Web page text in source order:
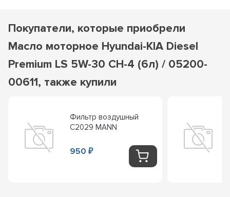
Покупатели, которые приобрели
Масло моторное Hyundai-KIA Diesel
Premium LS 5W-30 CH-4 (6л) / 05200-
00611, также купили
Фильтр воздушный
C2029 MANN
950₽